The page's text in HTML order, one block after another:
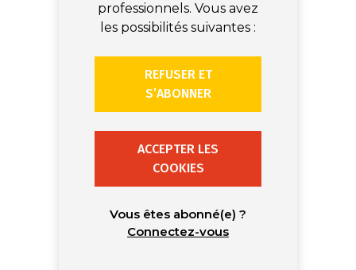
professionnels. Vous avez
les possibilités suivantes :
REFUSER ET
S’ABONNER
ACCEPTER LES
COOKIES
Vous êtes abonné(e) ?
Connectez-vous